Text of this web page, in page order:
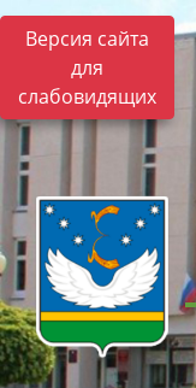
Версия сайта
для
слабовидящих